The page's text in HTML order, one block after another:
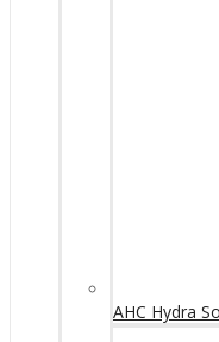
AHC Hydra